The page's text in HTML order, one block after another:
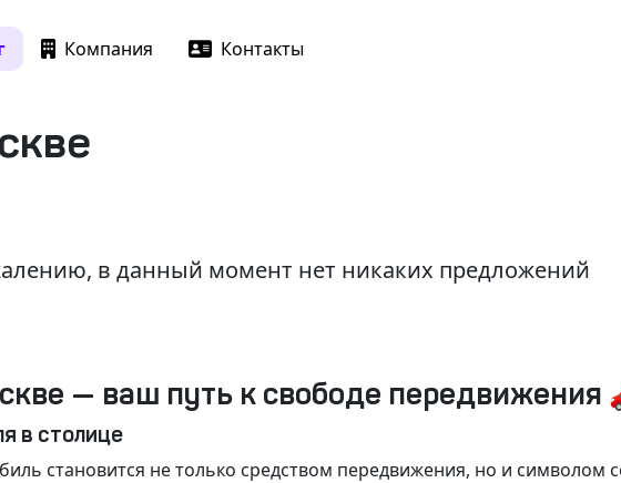
Компания Контакты
в данный момент нет никаких предложений
— ваш путь к свободе передвижения
в столице
становится не только средством передвижения, но и символом